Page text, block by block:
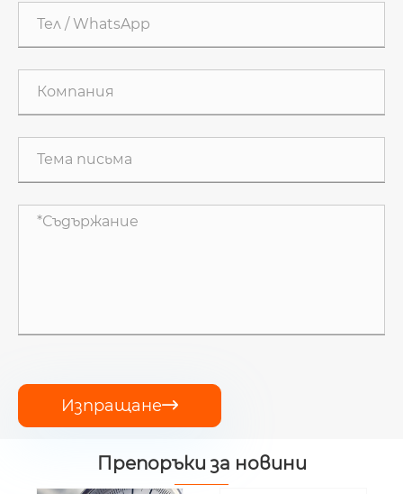
Изпращане
Препоръки за новини